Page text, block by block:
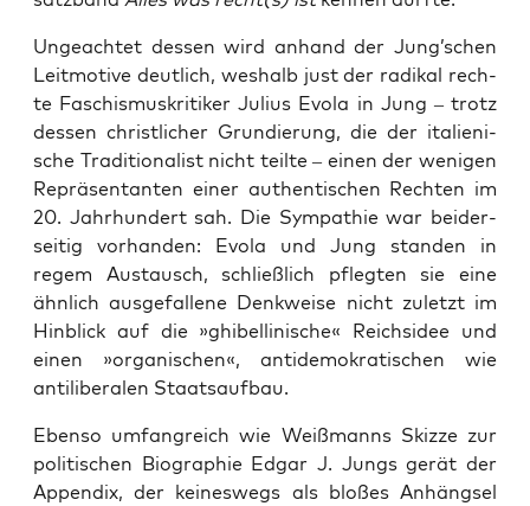
Unge­ach­tet des­sen wird anhand der Jung’schen
Leit­mo­ti­ve deut­lich, wes­halb just der radi­kal rech­
te Faschis­mus­kri­ti­ker Juli­us Evo­la in Jung – trotz
des­sen christ­li­cher Grun­die­rung, die der ita­lie­ni­
sche Tra­di­tio­na­list nicht teil­te – einen der weni­gen
Reprä­sen­tan­ten einer authen­ti­schen Rech­ten im
20. Jahr­hun­dert sah. Die Sym­pa­thie war bei­der­
sei­tig vor­han­den: Evo­la und Jung stan­den in
regem Aus­tausch, schließ­lich pfleg­ten sie eine
ähn­lich aus­ge­fal­le­ne Denk­wei­se nicht zuletzt im
Hin­blick auf die »ghi­bel­li­ni­sche« Reichs­idee und
einen »orga­ni­schen«, anti­de­mo­kra­ti­schen wie
anti­li­be­ra­len Staatsaufbau.
Eben­so umfang­reich wie Weiß­manns Skiz­ze zur
poli­ti­schen Bio­gra­phie Edgar J. Jungs gerät der
Appen­dix, der kei­nes­wegs als blo­ßes Anhäng­sel